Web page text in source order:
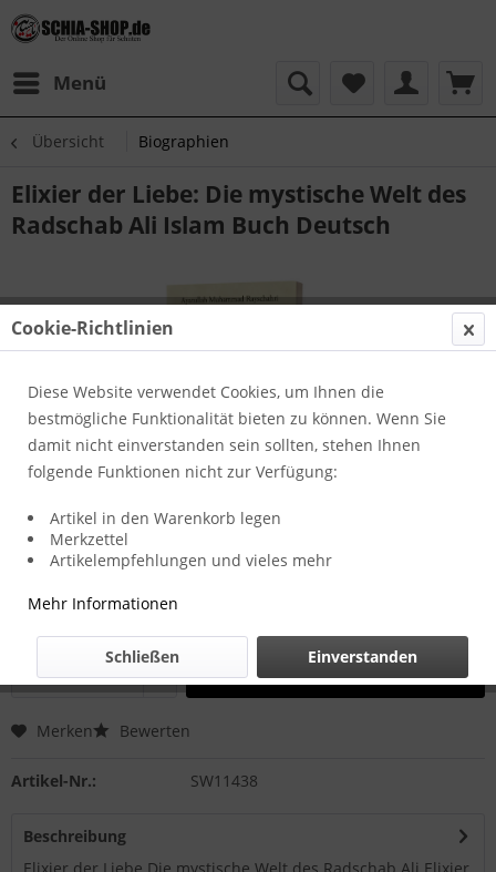
Menü
Übersicht Biographien
Elixier der Liebe: Die mystische Welt des
Radschab Ali Islam Buch Deutsch
16,00 € *
Zustellung in 2-3 Werktagen
In denWarenkorb
Merken Bewerten
Artikel-Nr.: SW11438
Beschreibung
Cookie-Richtlinien
Diese Website verwendet Cookies, um Ihnen die
bestmögliche Funktionalität bieten zu können. Wenn Sie
damit nicht einverstanden sein sollten, stehen Ihnen
folgende Funktionen nicht zur Verfügung:
Artikel in den Warenkorb legen
Merkzettel
Artikelempfehlungen und vieles mehr
Mehr Informationen
Einverstanden
Schließen